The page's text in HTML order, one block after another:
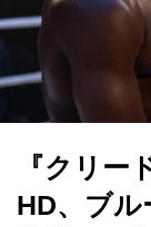
『クリー
HD、ブル